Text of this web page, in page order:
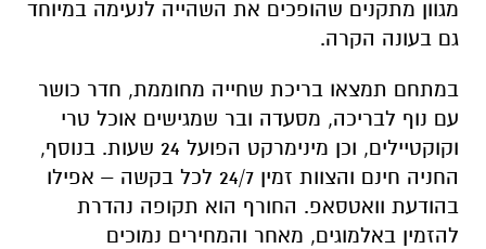
מגוון מתקנים שהופכים את השהייה לנעימה במיוחד
גם בעונה הקרה.
במתחם תמצאו בריכת שחייה מחוממת, חדר כושר
עם נוף לבריכה, מסעדה ובר שמגישים אוכל טרי
וקוקטיילים, וכן מינימרקט הפועל 24 שעות. בנוסף,
החניה חינם והצוות זמין 24/7 לכל בקשה – אפילו
בהודעת וואטסאפ. החורף הוא תקופה נהדרת
להזמין באלמוגים, מאחר והמחירים נמוכים